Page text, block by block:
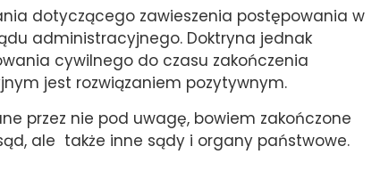
dotyczącego zawieszenia postępowania w
administracyjnego. Doktryna jednak
cywilnego do czasu zakończenia
jest rozwiązaniem pozytywnym.
przez nie pod uwagę, bowiem zakończone
ale także inne sądy i organy państwowe.